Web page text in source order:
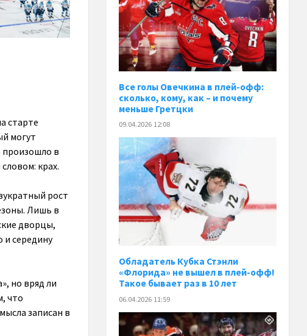
старте
могут
произошло в
крах.
рост
Лишь в
дворцы,
и середину
но вряд ли
что
записан в
Все голы Овечкина в плей-офф:
сколько, кому, как – и почему
меньше Гретцки
09.04.2026 12:08
Обладатель Кубка Стэнли
«Флорида» не вышел в плей-офф!
Такое бывает раз в 10 лет
06.04.2026 11:59